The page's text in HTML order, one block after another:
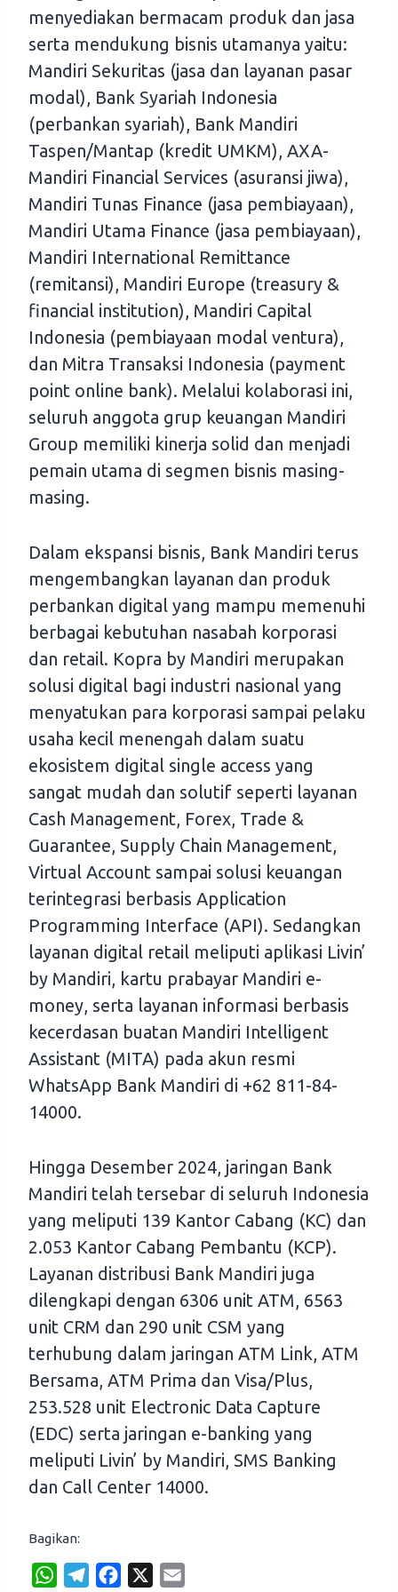
menyediakan bermacam produk dan jasa
serta mendukung bisnis utamanya yaitu:
Mandiri Sekuritas (jasa dan layanan pasar
modal), Bank Syariah Indonesia
(perbankan syariah), Bank Mandiri
Taspen/Mantap (kredit UMKM), AXA-
Mandiri Financial Services (asuransi jiwa),
Mandiri Tunas Finance (jasa pembiayaan),
Mandiri Utama Finance (jasa pembiayaan),
Mandiri International Remittance
(remitansi), Mandiri Europe (treasury &
financial institution), Mandiri Capital
Indonesia (pembiayaan modal ventura),
dan Mitra Transaksi Indonesia (payment
point online bank). Melalui kolaborasi ini,
seluruh anggota grup keuangan Mandiri
Group memiliki kinerja solid dan menjadi
pemain utama di segmen bisnis masing-
masing.
Dalam ekspansi bisnis, Bank Mandiri terus
mengembangkan layanan dan produk
perbankan digital yang mampu memenuhi
berbagai kebutuhan nasabah korporasi
dan retail. Kopra by Mandiri merupakan
solusi digital bagi industri nasional yang
menyatukan para korporasi sampai pelaku
usaha kecil menengah dalam suatu
ekosistem digital single access yang
sangat mudah dan solutif seperti layanan
Cash Management, Forex, Trade &
Guarantee, Supply Chain Management,
Virtual Account sampai solusi keuangan
terintegrasi berbasis Application
Programming Interface (API). Sedangkan
layanan digital retail meliputi aplikasi Livin’
by Mandiri, kartu prabayar Mandiri e-
money, serta layanan informasi berbasis
kecerdasan buatan Mandiri Intelligent
Assistant (MITA) pada akun resmi
WhatsApp Bank Mandiri di +62 811-84-
14000.
Hingga Desember 2024, jaringan Bank
Mandiri telah tersebar di seluruh Indonesia
yang meliputi 139 Kantor Cabang (KC) dan
2.053 Kantor Cabang Pembantu (KCP).
Layanan distribusi Bank Mandiri juga
dilengkapi dengan 6306 unit ATM, 6563
unit CRM dan 290 unit CSM yang
terhubung dalam jaringan ATM Link, ATM
Bersama, ATM Prima dan Visa/Plus,
253.528 unit Electronic Data Capture
(EDC) serta jaringan e-banking yang
meliputi Livin’ by Mandiri, SMS Banking
dan Call Center 14000.
Bagikan:
W